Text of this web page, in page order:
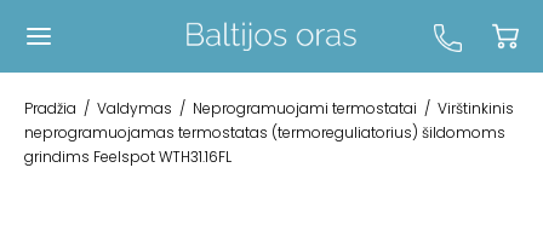
Pradžia / Valdymas / Neprogramuojami termostatai / Virštinkinis
neprogramuojamas termostatas (termoreguliatorius) šildomoms
grindims Feelspot WTH31.16FL